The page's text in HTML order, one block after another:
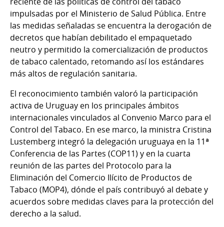
impulsadas por el Ministerio de Salud Pública. Entre
las medidas señaladas se encuentra la derogación de
decretos que habían debilitado el empaquetado
neutro y permitido la comercialización de productos
de tabaco calentado, retomando así los estándares
más altos de regulación sanitaria.
El reconocimiento también valoró la participación
activa de Uruguay en los principales ámbitos
internacionales vinculados al Convenio Marco para el
Control del Tabaco. En ese marco, la ministra Cristina
Lustemberg integró la delegación uruguaya en la 11ª
Conferencia de las Partes (COP11) y en la cuarta
reunión de las partes del Protocolo para la
Eliminación del Comercio Ilícito de Productos de
Tabaco (MOP4), dónde el país contribuyó al debate y
acuerdos sobre medidas claves para la protección del
derecho a la salud.